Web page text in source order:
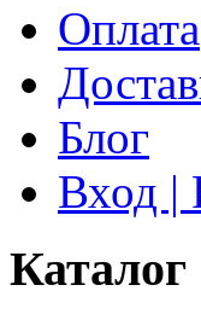
Оплата
Блог
Вход |
Каталог